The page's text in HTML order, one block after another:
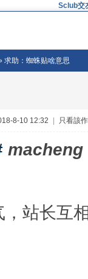
Sclub交
求助：蜘蛛贴啥意思
8-10 12:32 只看該
macheng
站长互